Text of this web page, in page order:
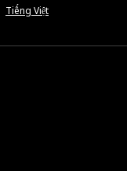
Tiếng Việt